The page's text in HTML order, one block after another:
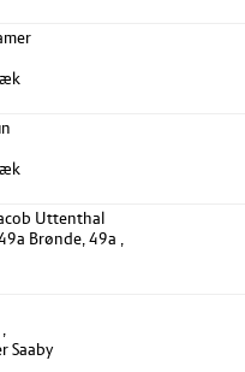
Uttenthal
Brønde, 49a ,
Saaby